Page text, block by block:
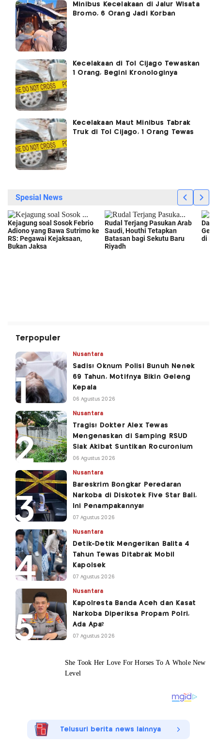
Minibus Kecelakaan di Jalur Wisata
Bromo, 6 Orang Jadi Korban
Kecelakaan di Tol Cijago Tewaskan
1 Orang, Begini Kronologinya
Kecelakaan Maut Minibus Tabrak
Truk di Tol Cijago, 1 Orang Tewas
Terpopuler
Nusantara
Sadis! Oknum Polisi Bunuh Nenek
69 Tahun, Motifnya Bikin Geleng
Kepala
06 Agustus 2026
Nusantara
Tragis! Dokter Alex Tewas
Mengenaskan di Samping RSUD
Siak Akibat Suntikan Rocuronium
06 Agustus 2026
Nusantara
Bareskrim Bongkar Peredaran
Narkoba di Diskotek Five Star Bali,
Ini Penampakannya!
07 Agustus 2026
Nusantara
Detik-Detik Mengerikan Balita 4
Tahun Tewas Ditabrak Mobil
Kapolsek
07 Agustus 2026
Nusantara
Kapolresta Banda Aceh dan Kasat
Narkoba Diperiksa Propam Polri,
Ada Apa?
07 Agustus 2026
Telusuri berita news lainnya